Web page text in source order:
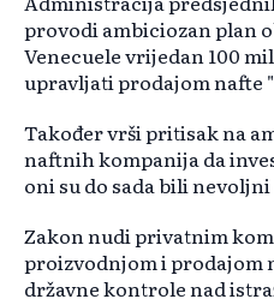
provodi ambiciozan plan
Venecuele vrijedan 100
upravljati prodajom nafte
Također vrši pritisak na
naftnih kompanija da
oni su do sada bili nevoljni
Zakon nudi privatnim
proizvodnjom i prodajom
državne kontrole nad